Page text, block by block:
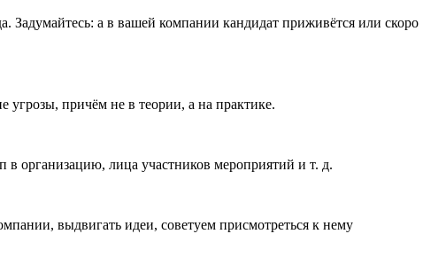
Задумайтесь: а в вашей компании кандидат приживётся или скоро
угрозы, причём не в теории, а на практике.
в организацию, лица участников мероприятий и т. д.
выдвигать идеи, советуем присмотреться к нему